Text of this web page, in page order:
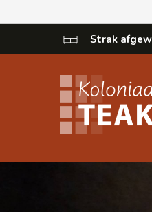
Strak